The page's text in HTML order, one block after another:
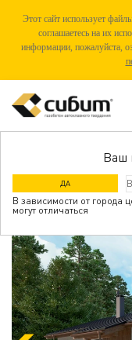
Этот сайт использует
соглашаетесь на их
информации, пожалуйста,
Ваш
ДА
В зависимости от города
могут отличаться
ТИПОВОЙ